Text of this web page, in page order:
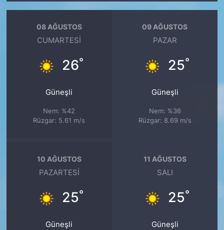
08 AĞUSTOS
CUMARTESI
26°
Güneşli
Nem: %42
Rüzgar: 5.61 m/s
09 AĞUSTOS
PAZAR
25°
Güneşli
Nem: %36
Rüzgar: 8.69 m/s
10 AĞUSTOS
PAZARTESI
25°
Güneşli
11 AĞUSTOS
SALI
25°
Güneşli